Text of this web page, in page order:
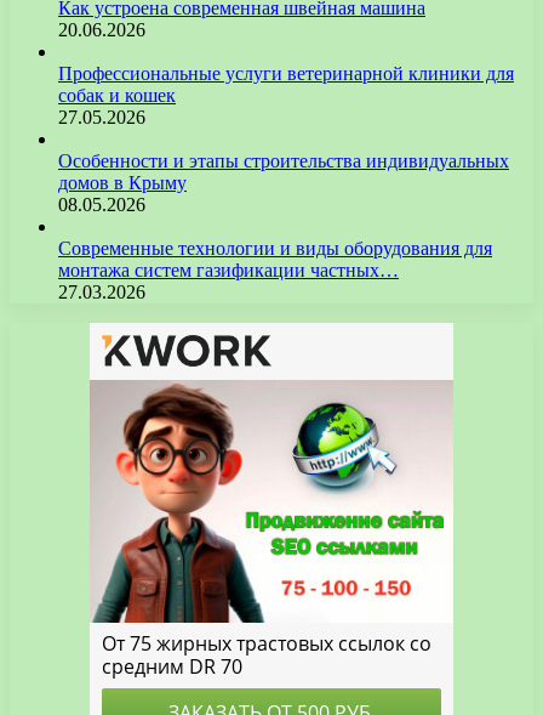
Как устроена современная швейная машина
20.06.2026
Профессиональные услуги ветеринарной клиники для
собак и кошек
27.05.2026
Особенности и этапы строительства индивидуальных
домов в Крыму
08.05.2026
Современные технологии и виды оборудования для
монтажа систем газификации частных…
27.03.2026